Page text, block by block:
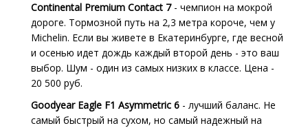
Continental Premium Contact 7- чемпион на мокрой
дороге. Тормозной путь на 2,3 метра короче, чем у
Michelin. Если вы живете в Екатеринбурге, где весной
и осенью идет дождь каждый второй день - это ваш
выбор. Шум - один из самых низких в классе. Цена -
20 500 руб.
Goodyear Eagle F1 Asymmetric 6 - лучший баланс. Не
самый быстрый на сухом, но самый надежный на